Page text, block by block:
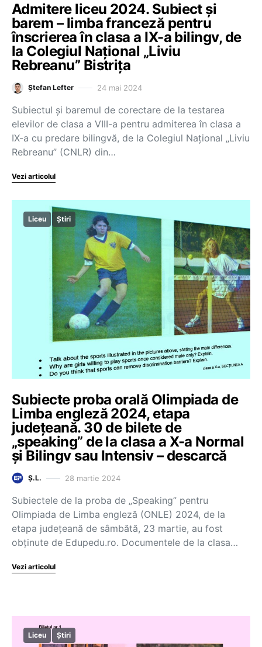
Admitere liceu 2024. Subiect și
barem – limba franceză pentru
înscrierea în clasa a IX-a bilingv, de
la Colegiul Național „Liviu
Rebreanu” Bistrița
Ștefan Lefter 24 mai 2024
Subiectul și baremul de corectare de la testarea
elevilor de clasa a VIII-a pentru admiterea în clasa a
IX-a cu predare bilingvă, de la Colegiul Național „Liviu
Rebreanu” (CNLR) din…
Vezi articolul
Liceu Știri
Subiecte proba orală Olimpiada de
Limba engleză 2024, etapa
județeană. 30 de bilete de
„speaking” de la clasa a X-a Normal
și Bilingv sau Intensiv – descarcă
Ș.L. 28 martie 2024
Subiectele de la proba de „Speaking” pentru
Olimpiada de Limba engleză (ONLE) 2024, de la
etapa județeană de sâmbătă, 23 martie, au fost
obținute de Edupedu.ro. Documentele de la clasa…
Vezi articolul
Liceu Știri